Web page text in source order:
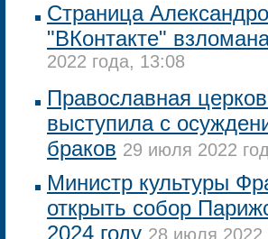
Страница
"ВКонтакте"
2022 года, 13:08
Православная
выступила с
браков 29 июля 2022
Министр культуры
открыть собор
2024 году 28 июля 2022